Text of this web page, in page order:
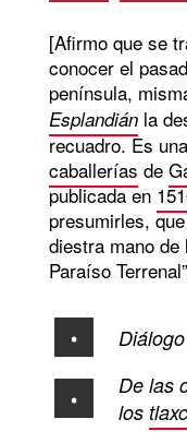
[Afirmo que se
conocer el
península,
Esplandián la
recuadro. Es una
caballerías de
publicada en
presumirles,
diestra mano
Paraíso
De las
los